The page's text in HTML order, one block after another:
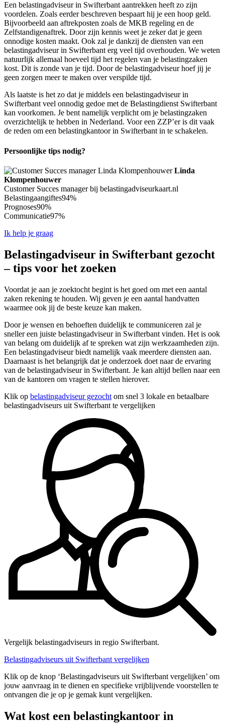
Een belastingadviseur in Swifterbant aantrekken heeft zo zijn
voordelen. Zoals eerder beschreven bespaart hij je een hoop geld.
Bijvoorbeeld aan aftrekposten zoals de MKB regeling en de
Zelfstandigenaftrek. Door zijn kennis weet je zeker dat je geen
onnodige kosten maakt. Ook zal je dankzij de diensten van een
belastingadviseur in Swifterbant erg veel tijd overhouden. We weten
natuurlijk allemaal hoeveel tijd het regelen van je belastingzaken
kost. Dit is zonde van je tijd. Door de belastingadviseur hoef jij je
geen zorgen meer te maken over verspilde tijd.
Als laatste is het zo dat je middels een belastingadviseur in
Swifterbant veel onnodig gedoe met de Belastingdienst Swifterbant
kan voorkomen. Je bent namelijk verplicht om je belastingzaken
overzichtelijk te hebben in Nederland. Voor een ZZP’er is dit vaak
de reden om een belastingkantoor in Swifterbant in te schakelen.
Persoonlijke tips nodig?
Linda
Klompenhouwer
Customer Succes manager bij belastingadviseurkaart.nl
Belastingaangiftes94%
Prognoses90%
Communicatie97%
Ik help je graag
Belastingadviseur in Swifterbant gezocht
– tips voor het zoeken
Voordat je aan je zoektocht begint is het goed om met een aantal
zaken rekening te houden. Wij geven je een aantal handvatten
waarmee ook jij de beste keuze kan maken.
Door je wensen en behoeften duidelijk te communiceren zal je
sneller een juiste belastingadviseur in Swifterbant vinden. Het is ook
van belang om duidelijk af te spreken wat zijn werkzaamheden zijn.
Een belastingadviseur biedt namelijk vaak meerdere diensten aan.
Daarnaast is het belangrijk dat je onderzoek doet naar de ervaring
van de belastingadviseur in Swifterbant. Je kan altijd bellen naar een
van de kantoren om vragen te stellen hierover.
Klik op belastingadviseur gezocht om snel 3 lokale en betaalbare
belastingadviseurs uit Swifterbant te vergelijken
Vergelijk belastingadviseurs in regio Swifterbant.
Belastingadviseurs uit Swifterbant vergelijken
Klik op de knop ‘Belastingadviseurs uit Swifterbant vergelijken’ om
jouw aanvraag in te dienen en specifieke vrijblijvende voorstellen te
ontvangen die je op je gemak kunt vergelijken.
Wat kost een belastingkantoor in